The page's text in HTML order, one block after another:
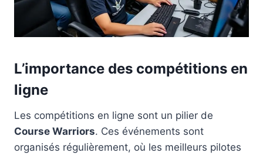
L’importance des compétitions en
ligne
Les compétitions en ligne sont un pilier de
Course Warriors. Ces événements sont
organisés régulièrement, où les meilleurs pilotes